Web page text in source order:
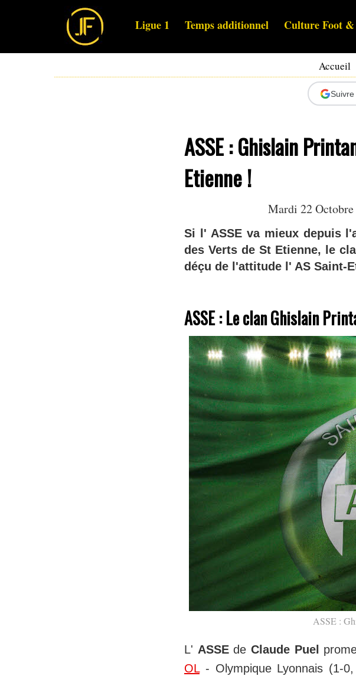
Ligue 1 Temps additionnel Culture Foot
Accueil
ASSE : Ghislain
Etienne !
Mardi 22
Si l' ASSE va mieux depuis
des Verts de St Etienne, le
déçu de l'attitude l' AS Saint-
ASSE : Le clan Ghislain
ASSE :
L' ASSEdeClaude Puel
OL- Olympique Lyonnais (1-